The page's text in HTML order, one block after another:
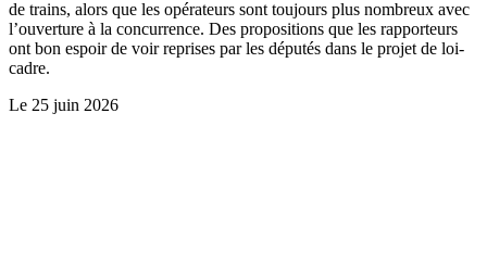
de trains, alors que les opérateurs sont toujours plus nombreux avec
l’ouverture à la concurrence. Des propositions que les rapporteurs
ont bon espoir de voir reprises par les députés dans le projet de loi-
cadre.
Le 25 juin 2026